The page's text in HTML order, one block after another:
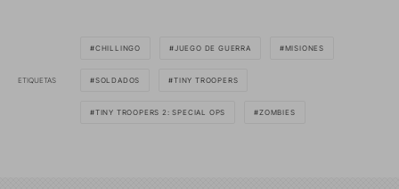
ETIQUETAS
CHILLINGO JUEGO DE GUERRA MISIONES
SOLDADOS TINY TROOPERS
TINY TROOPERS 2: SPECIAL OPS ZOMBIES